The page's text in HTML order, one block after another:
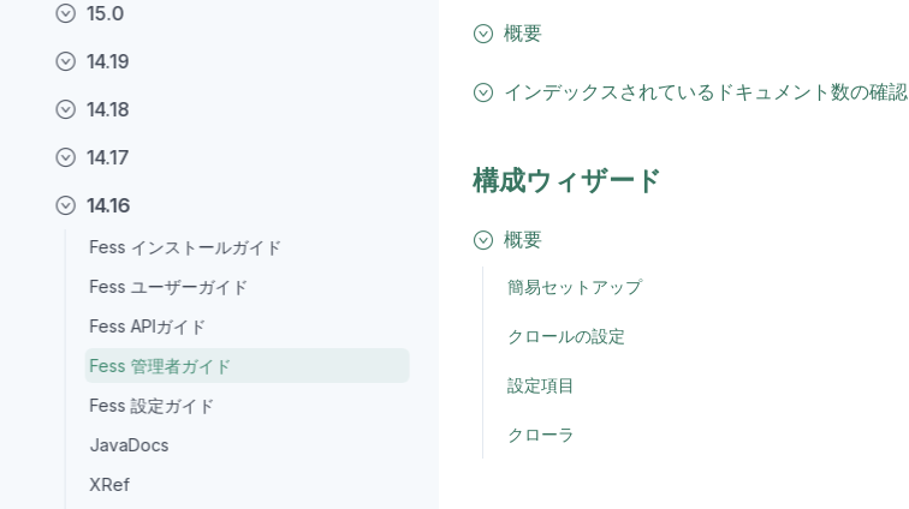
15.0
14.19
14.18
14.17
14.16
Fess インストールガイド
Fess ユーザーガイド
Fess APIガイド
Fess 管理者ガイド
Fess 設定ガイド
JavaDocs
XRef
概要
インデックスされているドキュメント数の確認
構成ウィザード
概要
簡易セットアップ
クロールの設定
設定項目
クローラ